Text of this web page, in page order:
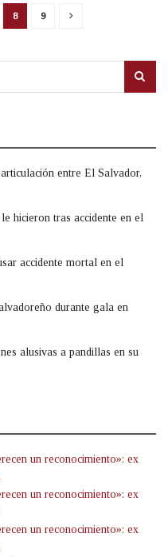
8 9
entre El Salvador,
hicieron tras accidente en el
accidente mortal en el
durante gala en
alusivas a pandillas en su
un reconocimiento»: ex
un reconocimiento»: ex
un reconocimiento»: ex